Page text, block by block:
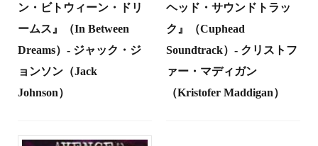
ン・ビトウィーン・ドリ
ームス』（In Between
Dreams）- ジャック・ジ
ョンソン（Jack
Johnson）
ヘッド・サウンドトラッ
ク』（Cuphead
Soundtrack）- クリストフ
ァー・マディガン
（Kristofer Maddigan）